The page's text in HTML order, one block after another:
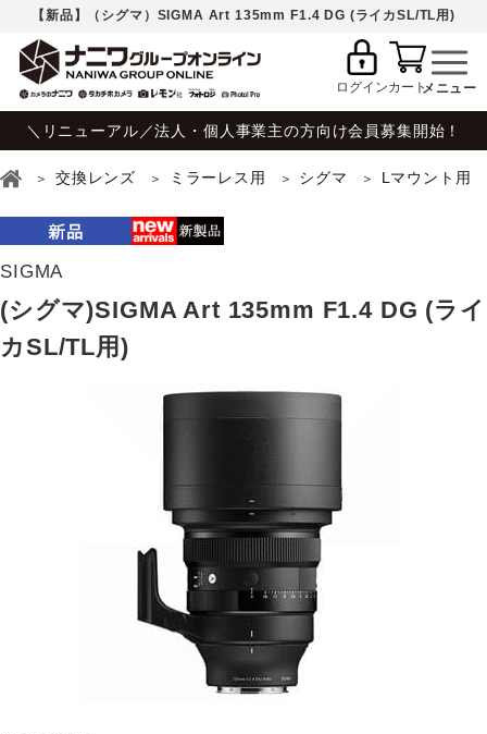
【新品】（シグマ）SIGMA Art 135mm F1.4 DG (ライカSL/TL用)
ログインカート
＼リニューアル／法人・個人事業主の方向け会員募集開始！
交換レンズ ミラーレス用 シグマ Lマウント用
SIGMA
(シグマ)SIGMA Art 135mm F1.4 DG (ライ
カSL/TL用)